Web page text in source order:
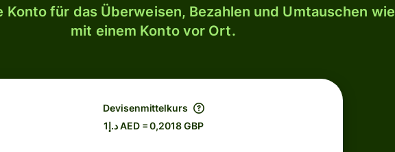
Konto für das Überweisen, Bezahlen und Umtauschen wie
mit einem Konto vor Ort.
Devisenmittelkurs
د.إ1 AED = 0,2018 GBP